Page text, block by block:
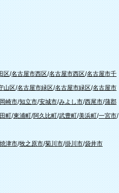
区/名古屋市西区/名古屋市西区/名古屋市千
山区/名古屋市緑区/名古屋市緑区/名古屋市
岡崎市/知立市/安城市/みよし市/西尾市/蒲郡
町/東浦町/阿久比町/武豊町/美浜町/一宮市/
焼津市/牧之原市/菊川市/掛川市/袋井市